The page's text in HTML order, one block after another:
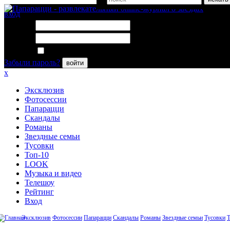
вход
Забыли пароль?
войти
x
Эксклюзив
Фотосессии
Папарацци
Скандалы
Романы
Звездные семьи
Тусовки
Топ-10
LOOK
Музыка и видео
Телешоу
Рейтинг
Вход
Эксклюзив Фотосессии Папарацци Скандалы Романы Звездные семьи Тусовки